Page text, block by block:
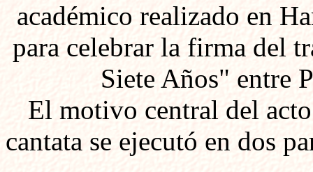
académico realizado en
para celebrar la firma del
Siete Años" entre
El motivo central del
cantata se ejecutó en dos